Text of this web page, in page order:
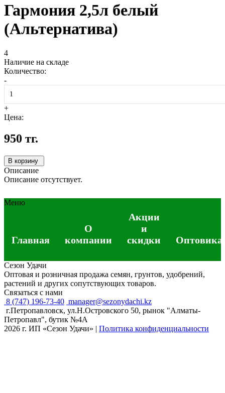
Гармония 2,5л белый
(Альтернатива)
4
Наличие на складе
Количество:
-
+
Цена:
950 тг.
В корзину
Описание
Описание отсутствует.
Меню
Главная
О
компании
Акции
и
скидки
Сезон Удачи
Оптовая и розничная продажа семян, грунтов, удобрений,
растений и других сопутствующих товаров.
Связаться с нами
8 (747) 196-73-40 manager@sezonydachi.kz
г.Петропавловск, ул.Н.Островского 50, рынок "Алматы-
Петропавл", бутик №4A
2026 г. ИП «Сезон Удачи» | Политика конфиденциальности